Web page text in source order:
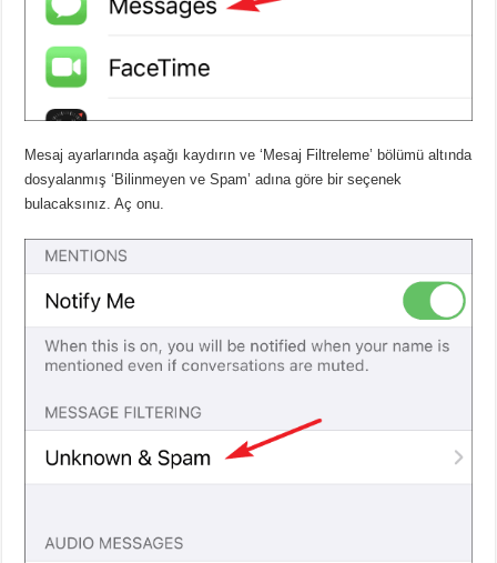
Mesaj ayarlarında aşağı kaydırın ve ‘Mesaj Filtreleme’ bölümü altında
dosyalanmış ‘Bilinmeyen ve Spam’ adına göre bir seçenek
bulacaksınız. Aç onu.